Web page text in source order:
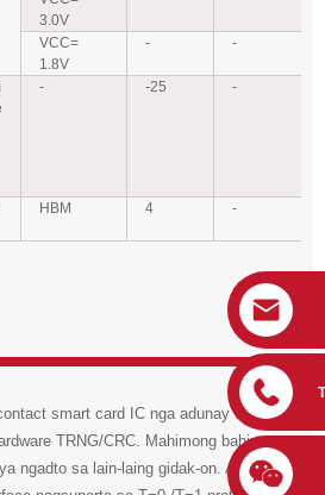
3.0V
VCC=
1.8V
- -
- -25 -
HBM 4 -
smart card IC nga adunay 32-bit
TRNG/CRC. Mahimong bahinon sa
ngadto sa lain-laing gidak-on. Ang